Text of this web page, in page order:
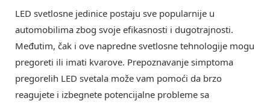
LED svetlosne jedinice postaju sve popularnije u
automobilima zbog svoje efikasnosti i dugotrajnosti.
Međutim, čak i ove napredne svetlosne tehnologije mogu
pregoreti ili imati kvarove. Prepoznavanje simptoma
pregorelih LED svetala može vam pomoći da brzo
reagujete i izbegnete potencijalne probleme sa